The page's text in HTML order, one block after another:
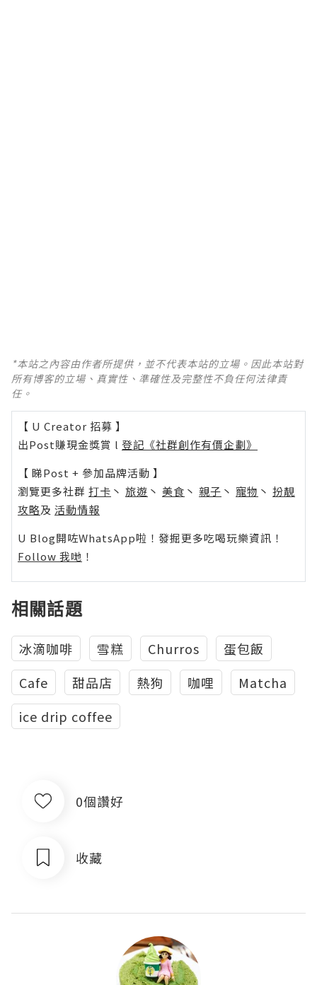
*本站之內容由作者所提供，並不代表本站的立場。因此本站對
所有博客的立場、真實性、準確性及完整性不負任何法律責
任。
【 U Creator 招募 】
出Post賺現金獎賞 l 登記《社群創作有價企劃》
【 睇Post + 參加品牌活動 】
瀏覽更多社群 打卡 丶 旅遊 丶 美食 丶 親子 丶 寵物 丶 扮靚
攻略及 活動情報
U Blog開咗WhatsApp啦！發掘更多吃喝玩樂資訊！
Follow 我哋 ！
相關話題
冰滴咖啡 雪糕 Churros
蛋包飯
Cafe
甜品店 熱狗 咖哩
Matcha
ice drip coffee
0個讚好
收藏